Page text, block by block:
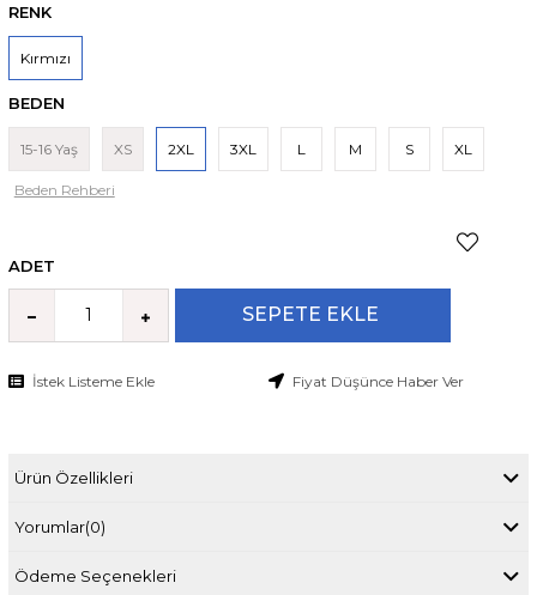
RENK
Kırmızı
BEDEN
15-16 Yaş XS 2XL 3XL L M S XL
Beden Rehberi
ADET
İstek Listeme Ekle Fiyat Düşünce Haber Ver
Ürün Özellikleri
Yorumlar(0)
Ödeme Seçenekleri